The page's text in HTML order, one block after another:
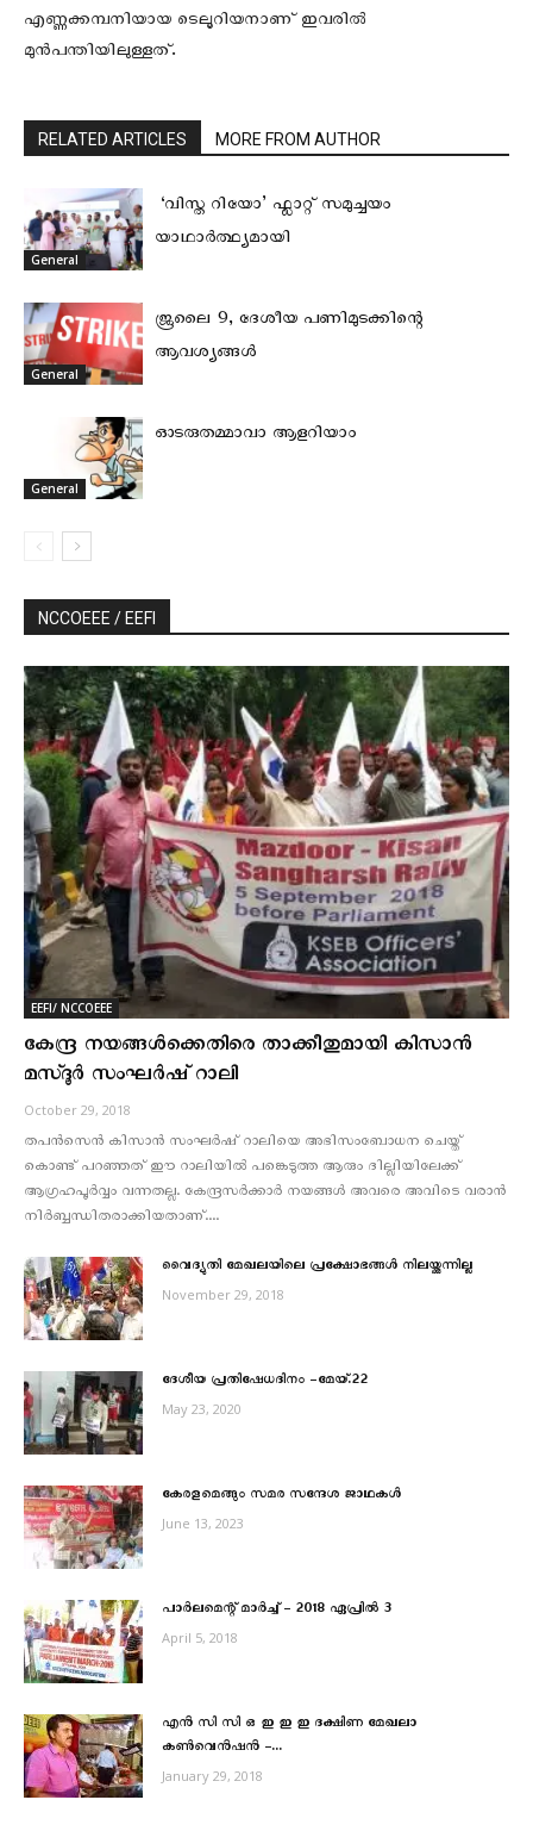
എണ്ണക്കമ്പനിയായ ടെലൂറിയനാണ്‌ ഇവരിൽ
മുൻപന്തിയിലുള്ളത്‌.
RELATED ARTICLES MORE FROM AUTHOR
General
‘വിസ്ത റിയോ’ ഫ്ലാറ്റ് സമുച്ചയം
യാഥാർത്ഥ്യമായി
General
ജൂലൈ 9, ദേശീയ പണിമുടക്കിന്റെ
ആവശ്യങ്ങള്‍
General
ഓടരുതമ്മാവാ ആളറിയാം
NCCOEEE / EEFI
EEFI/ NCCOEEE
കേന്ദ്ര നയങ്ങള്‍ക്കെതിരെ താക്കീതുമായി കിസാന്‍
മസ്ദൂര്‍ സംഘര്‍ഷ് റാലി
October 29, 2018
തപൻസെൻ കിസാൻ സംഘർഷ് റാലിയെ അഭിസംബോധന ചെയ്ത്
കൊണ്ട് പറഞ്ഞത് ഈ റാലിയിൽ പങ്കെടുത്ത ആരും ദില്ലിയിലേക്ക്
ആഗ്രഹപൂർവ്വം വന്നതല്ല. കേന്ദ്രസർക്കാർ നയങ്ങൾ അവരെ അവിടെ വരാൻ
നിർബ്ബന്ധിതരാക്കിയതാണ്....
വൈദ്യുതി മേഖലയിലെ പ്രക്ഷോഭങ്ങള്‍ നിലയ്ക്കുന്നില്ല
November 29, 2018
ദേശീയ പ്രതിഷേധദിനം -മേയ്.22
May 23, 2020
കേരളമെങ്ങും സമര സന്ദേശ ജാഥകള്‍
June 13, 2023
പാര്‍ലമെന്റ് മാര്‍ച്ച് – 2018 ഏപ്രില്‍ 3
April 5, 2018
എന്‍ സി സി ഒ ഇ ഇ ഇ ദക്ഷിണ മേഖലാ
കണ്‍വെന്‍ഷന്‍ –...
January 29, 2018